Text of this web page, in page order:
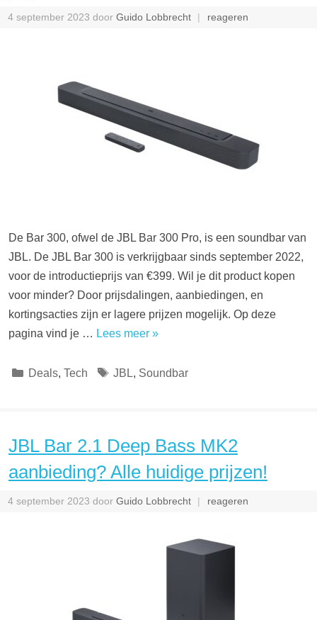
4 september 2023 door Guido Lobbrecht reageren
De Bar 300, ofwel de JBL Bar 300 Pro, is een soundbar van
JBL. De JBL Bar 300 is verkrijgbaar sinds september 2022,
voor de introductieprijs van €399. Wil je dit product kopen
voor minder? Door prijsdalingen, aanbiedingen, en
kortingsacties zijn er lagere prijzen mogelijk. Op deze
pagina vind je … Lees meer »
Categorieën
Deals, Tech Tags
JBL, Soundbar
JBL Bar 2.1 Deep Bass MK2
aanbieding? Alle huidige prijzen!
4 september 2023 door Guido Lobbrecht reageren